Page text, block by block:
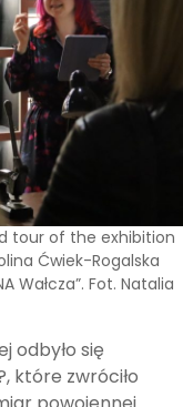
tour of the exhibition
Ćwiek-Rogalska
Wałcza”. Fot. Natalia
odbyło się
które zwróciło